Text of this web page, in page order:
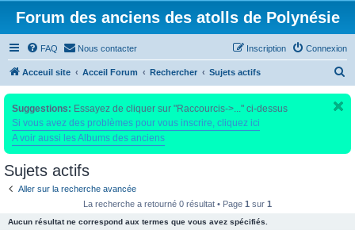
Forum des anciens des atolls de Polynésie
FAQ Nous contacter Connexion
Inscription
Acceuil site Acceil Forum Rechercher Sujets actifs
e
Suggestions: Essayez de cliquer sur "Raccourcis->..." ci-dessus
Si vous avez des problèmes pour vous inscrire, cliquez ici
A voir aussi les Albums des anciens
Sujets actifs
Aller sur la recherche avancée
La recherche a retourné 0 résultat • Page 1 sur 1
Aucun résultat ne correspond aux termes que vous avez spécifiés.